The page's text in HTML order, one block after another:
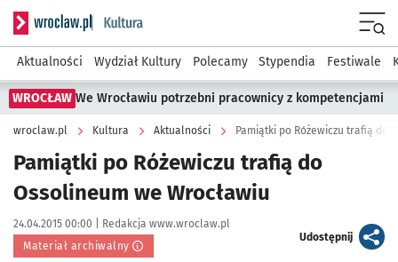
Serwis informacyjny wroclaw.pl podserwis: Kultura
Aktualności Wydział Kultury Polecamy Stypendia Festiwale
WROCŁAW We Wrocławiu potrzebni pracownicy z kompetencjami
wroclaw.pl Kultura Aktualności Pamiątki po Różewiczu trafią do
Pamiątki po Różewiczu trafią do
Ossolineum we Wrocławiu
Data publikacji:
24.04.2015 00:00 | Autor:
Redakcja www.wroclaw.pl
Materiał archiwalny
Udostępnijartykuł